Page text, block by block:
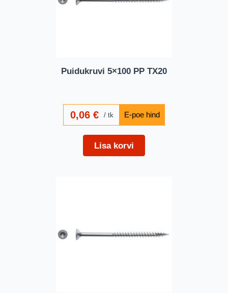
Puidukruvi 5×100 PP TX20
0,06€ tk
Lisa korvi